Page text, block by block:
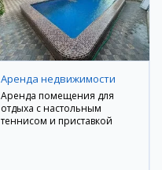
Аренда недвижимости
Аренда помещения для
отдыха с настольным
теннисом и приставкой